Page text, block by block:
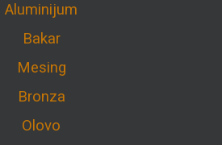
Aluminijum
Bakar
Mesing
Bronza
Olovo